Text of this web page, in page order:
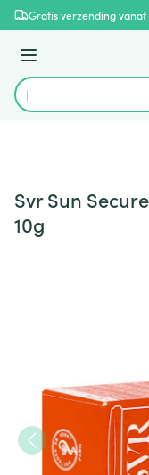
Ga naar de inhoud
Gratis verzending vanaf
Menu
Product, merk,
Svr Sun
10g